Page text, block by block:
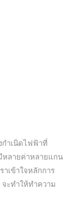
กำเนิดไฟฟ้าที่
หลายค่าหลายแกน
เข้าใจหลักการ
ะทำให้ทำความ